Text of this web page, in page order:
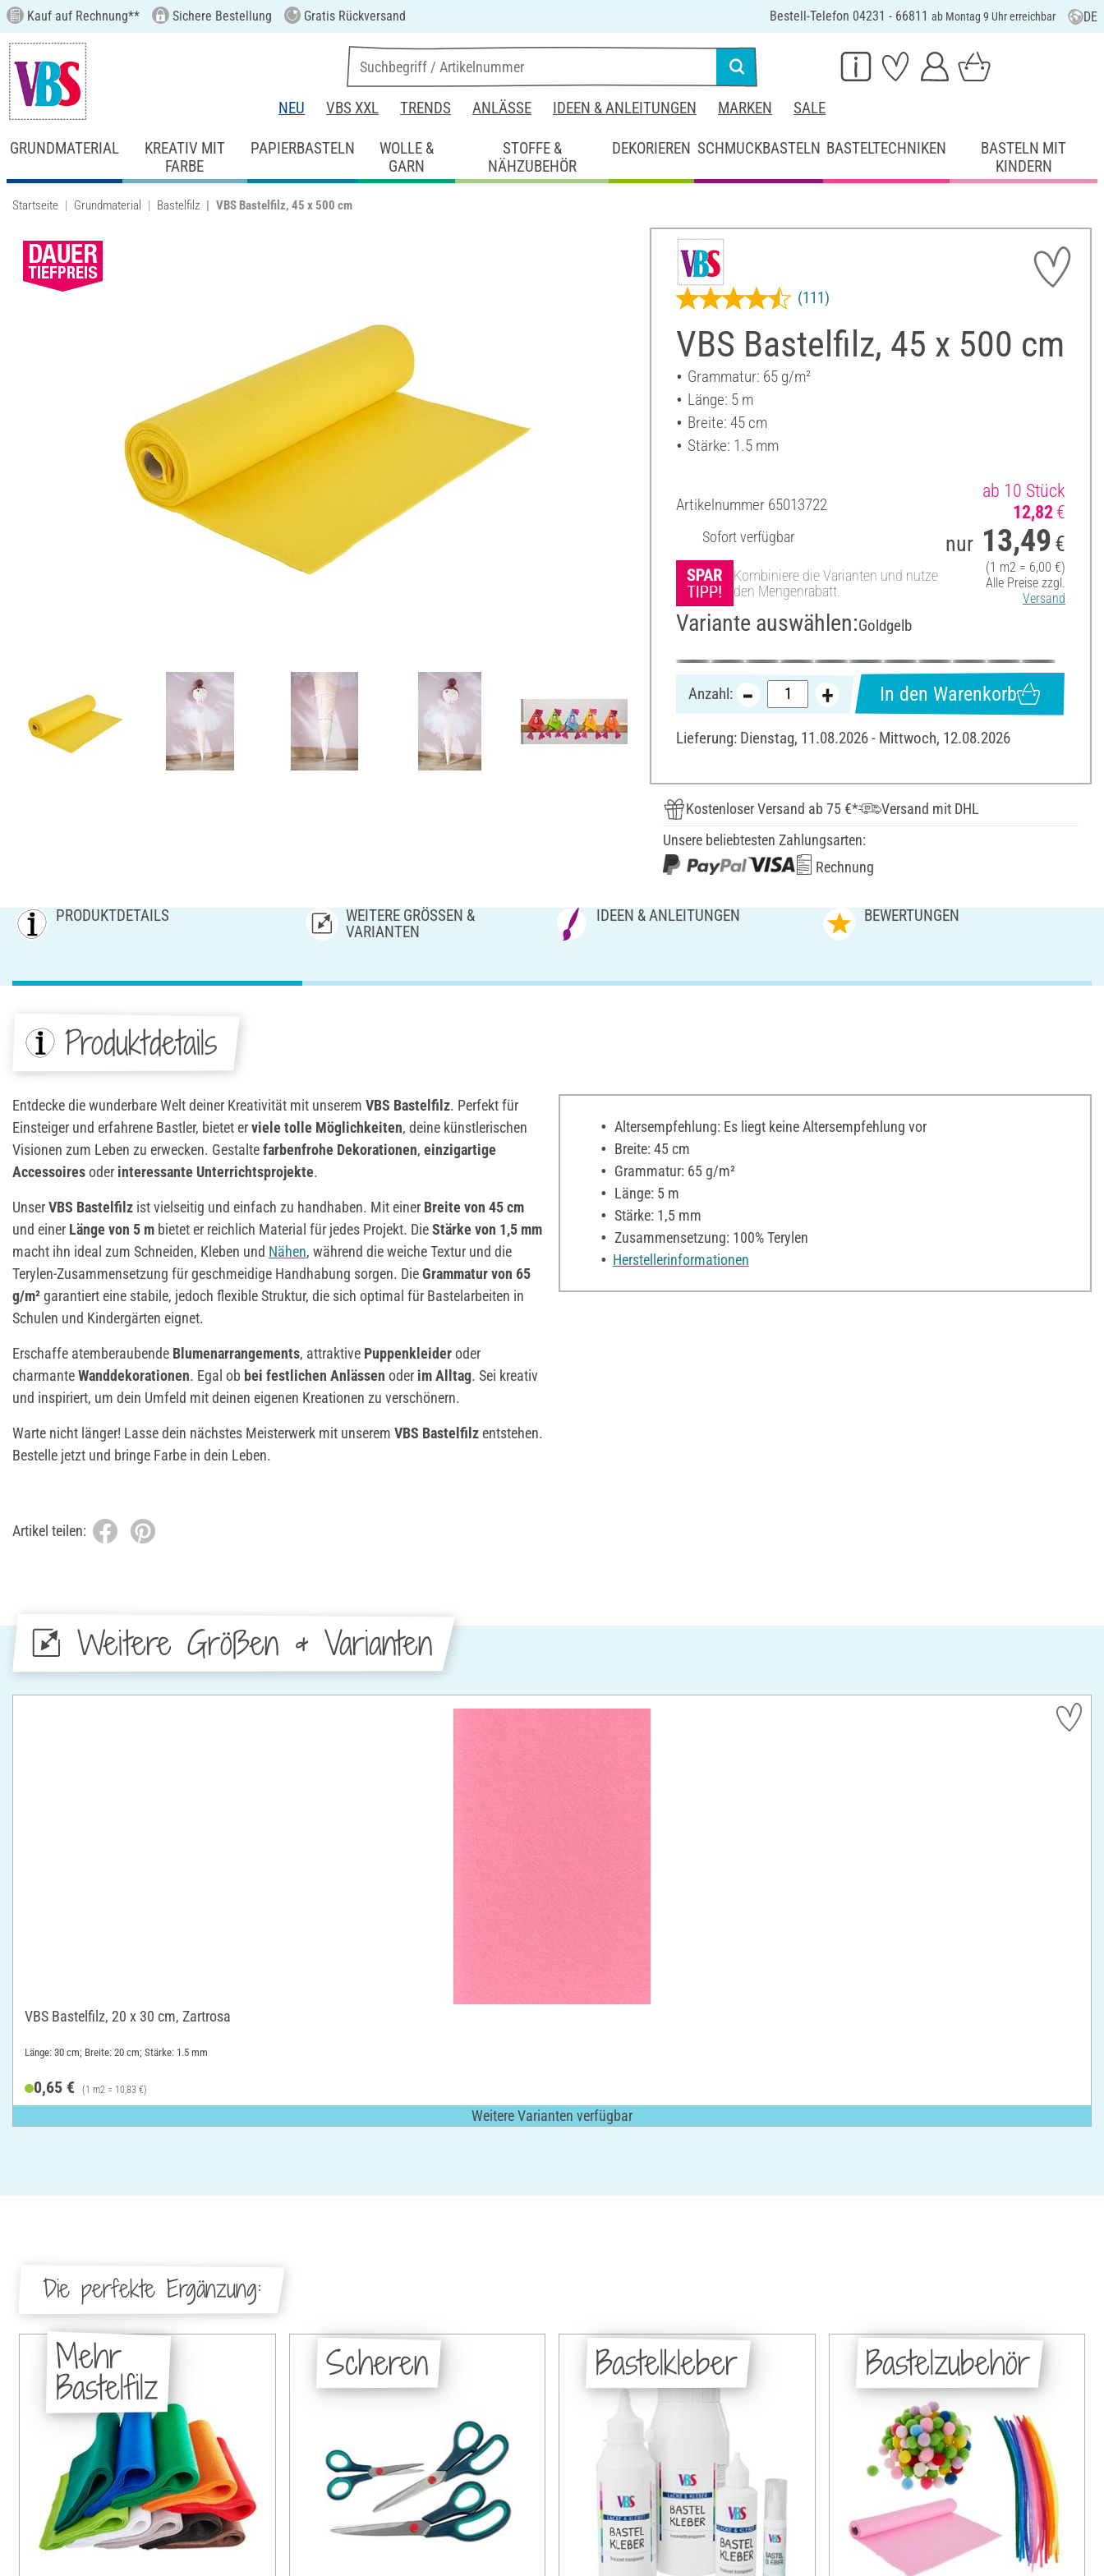
Kauf auf Rechnung** Sichere Bestellung Gratis Rückversand Bestell-Telefon 04231 - 66811 ab Montag 9 Uhr erreichbar DE
NEU VBS XXL TRENDS ANLÄSSE IDEEN & ANLEITUNGEN MARKEN SALE
GRUNDMATERIAL
KREATIV MIT
FARBE
PAPIERBASTELN
WOLLE &
GARN
STOFFE &
NÄHZUBEHÖR
DEKORIEREN SCHMUCKBASTELN BASTELTECHNIKEN
BASTELN MIT
KINDERN
Startseite Grundmaterial Bastelfilz VBS Bastelfilz, 45 x 500 cm
VBS Bastelfilz, 45 x 500 cm
(111)
Grammatur: 65 g/m²
Länge: 5 m
Breite: 45 cm
Stärke: 1.5 mm
Artikelnummer 65013722
Sofort verfügbar
Kombiniere die Varianten und nutze
den Mengenrabatt.
ab 10 Stück
12,82€
nur 13,49 €
(1 m2 = 6,00 €)
Alle Preise zzgl.
Versand
Variante auswählen:Goldgelb
Anzahl: In den Warenkorb
Lieferung: Dienstag, 11.08.2026 - Mittwoch, 12.08.2026
Kostenloser Versand ab 75 €*
Versand mit DHL
Unsere beliebtesten Zahlungsarten:
Rechnung
PRODUKTDETAILS
WEITERE GRÖSSEN & V
ARIANTEN
IDEEN & ANLEITUNGEN BEWERTUNGEN
Produktdetails
Entdecke die wunderbare Welt deiner Kreativität mit unserem VBS Bastelfilz. Perfekt für
Einsteiger und erfahrene Bastler, bietet erviele tolle Möglichkeiten, deine künstlerischen
Visionen zum Leben zu erwecken. Gestaltefarbenfrohe Dekorationen, einzigartige
Accessoiresoder interessante Unterrichtsprojekte.
UnserVBS Bastelfilz ist vielseitig und einfach zu handhaben. Mit einer Breite von 45 cm
und einer Länge von 5 m bietet er reichlich Material für jedes Projekt. DieStärke von 1,5 mm
macht ihn ideal zum Schneiden, Kleben und Nähen, während die weiche Textur und die
Terylen-Zusammensetzung für geschmeidige Handhabung sorgen. DieGrammatur von 65
g/m²garantiert eine stabile, jedoch flexible Struktur, die sich optimal für Bastelarbeiten in
Schulen und Kindergärten eignet.
Erschaffe atemberaubende Blumenarrangements, attraktive Puppenkleideroder
charmanteWanddekorationen. Egal ob bei festlichen Anlässen oder im Alltag. Sei kreativ
und inspiriert, um dein Umfeld mit deinen eigenen Kreationen zu verschönern.
Warte nicht länger! Lasse dein nächstes Meisterwerk mit unserem VBS Bastelfilz entstehen.
Bestelle jetzt und bringe Farbe in dein Leben.
Altersempfehlung: Es liegt keine Altersempfehlung vor
Breite: 45 cm
Grammatur: 65 g/m²
Länge: 5 m
Stärke: 1,5 mm
Zusammensetzung: 100% Terylen
Herstellerinformationen
Artikel teilen:
Weitere Größen & Varianten
VBS Bastelfilz, 20 x 30 cm, Zartrosa
Länge: 30 cm; Breite: 20 cm; Stärke: 1.5 mm
0,65 € (1 m2 = 10,83 €)
Weitere Varianten verfügbar
Die perfekte Ergänzung:
Mehr
Bastelfilz
Scheren Bastelkleber Bastelzubehör